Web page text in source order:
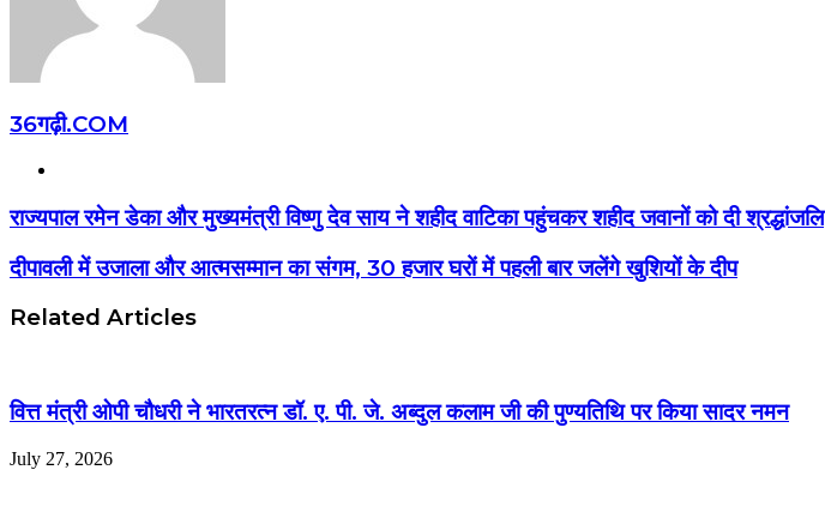
36गढ़ी.COM
राज्यपाल रमेन डेका और मुख्यमंत्री विष्णु देव साय ने शहीद वाटिका पहुंचकर शहीद जवानों को दी श्रद्धांजलि
दीपावली में उजाला और आत्मसम्मान का संगम, 30 हजार घरों में पहली बार जलेंगे खुशियों के दीप
Related Articles
वित्त मंत्री ओपी चौधरी ने भारतरत्न डॉ. ए. पी. जे. अब्दुल कलाम जी की पुण्यतिथि पर किया सादर नमन
July 27, 2026